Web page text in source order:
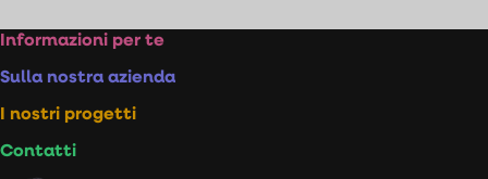
Footer
Informazioni per te
Sulla nostra azienda
I nostri progetti
Contatti